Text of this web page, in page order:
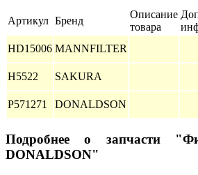
Артикул Бренд
Описание
товара
HD15006 MANNFILTER
H5522
SAKURA
P571271
DONALDSON
Подробнее о запчасти
DONALDSON"